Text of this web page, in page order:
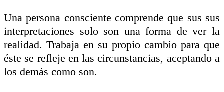
Una persona consciente comprende que sus sus
interpretaciones solo son una forma de ver la
realidad. Trabaja en su propio cambio para que
éste se refleje en las circunstancias, aceptando a
los demás como son.